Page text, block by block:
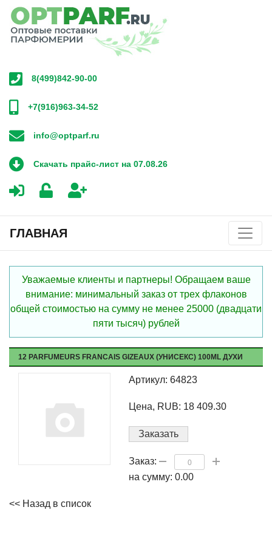
8(499)842-90-00
+7(916)963-34-52
info@optparf.ru
Скачать прайс-лист на 07.08.26
ГЛАВНАЯ
Уважаемые клиенты и партнеры! Обращаем ваше
внимание: минимальный заказ от трех флаконов
общей стоимостью на сумму не менее 25000 (двадцати
пяти тысяч) рублей
12 PARFUMEURS FRANCAIS GIZEAUX (УНИСЕКС) 100ML ДУХИ
Артикул: 64823
Цена, RUB: 18 409.30
Заказать
Заказ:
на сумму: 0.00
<< Назад в список